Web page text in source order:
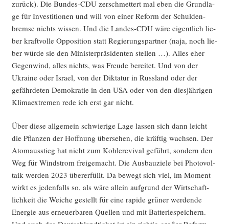
zurück). Die Bun­des-CDU zer­schmet­tert mal eben die Grund­la­
ge für Inves­ti­tio­nen und will von einer Reform der Schul­den­
brem­se nichts wis­sen. Und die Lan­des-CDU wäre eigent­lich lie­
ber kraft­vol­le Oppo­si­ti­on statt Regie­rungs­part­ner (naja, noch lie­
ber wür­de sie den Minis­ter­prä­si­den­ten stel­len …). Alles eher
Gegen­wind, alles nichts, was Freu­de berei­tet. Und von der
Ukrai­ne oder Isra­el, von der Dik­ta­tur in Russ­land oder der
gefähr­de­ten Demo­kra­tie in den USA oder von den dies­jäh­ri­gen
Kli­ma­ex­tre­men rede ich erst gar nicht.
Über die­se all­ge­mein schwie­ri­ge Lage las­sen sich dann leicht
die Pflan­zen der Hoff­nung über­se­hen, die kräf­tig wach­sen. Der
Atom­aus­stieg hat nicht zum Koh­le­re­vi­val geführt, son­dern den
Weg für Wind­strom frei­ge­macht. Die Aus­bau­zie­le bei Pho­to­vol­
ta­ik wer­den 2023 über­erfüllt. Da bewegt sich viel, im Moment
wirkt es jeden­falls so, als wäre allein auf­grund der Wirt­schaft­
lich­keit die Wei­che gestellt für eine rapi­de grü­ner wer­den­de
Ener­gie aus erneu­er­ba­ren Quel­len und mit Bat­te­rie­spei­chern.